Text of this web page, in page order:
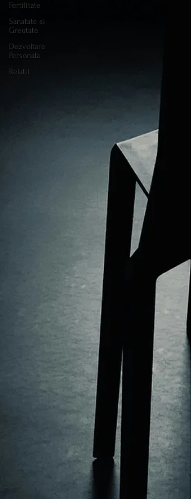
Fertilitate
Sanatate si
Greutate
Dezvoltare
Personala
Relatii